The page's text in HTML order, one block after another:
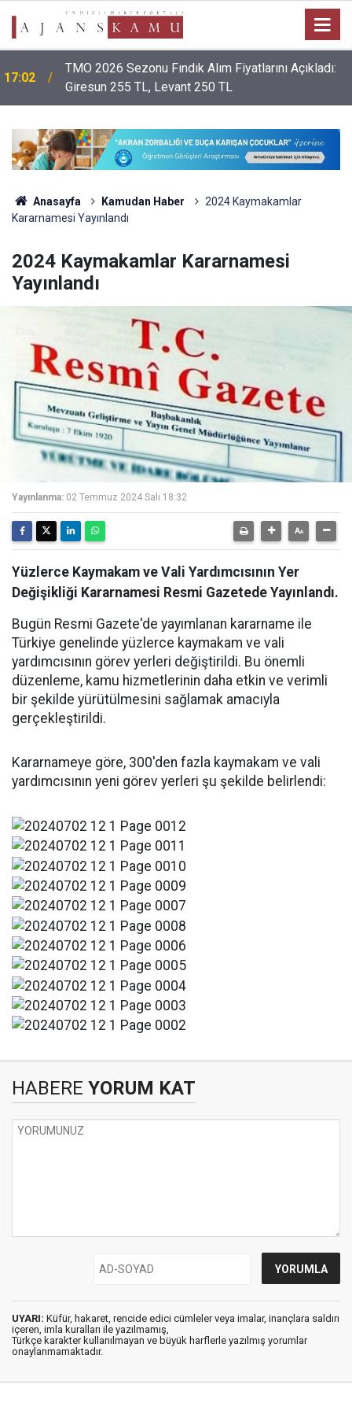
17:02
TMO 2026 Sezonu Fındık Alım Fiyatlarını Açıkladı:
Giresun 255 TL, Levant 250 TL
Anasayfa Kamudan Haber
2024 Kaymakamlar
Kararnamesi Yayınlandı
2024 Kaymakamlar Kararnamesi
Yayınlandı
Yayınlanma: 02 Temmuz 2024 Salı 18:32
Yüzlerce Kaymakam ve Vali Yardımcısının Yer
Değişikliği Kararnamesi Resmi Gazetede Yayınlandı.
Bugün Resmi Gazete'de yayımlanan kararname ile
Türkiye genelinde yüzlerce kaymakam ve vali
yardımcısının görev yerleri değiştirildi. Bu önemli
düzenleme, kamu hizmetlerinin daha etkin ve verimli
bir şekilde yürütülmesini sağlamak amacıyla
gerçekleştirildi.
Kararnameye göre, 300'den fazla kaymakam ve vali
yardımcısının yeni görev yerleri şu şekilde belirlendi:
HABERE YORUM KAT
UYARI: Küfür, hakaret, rencide edici cümleler veya imalar, inançlara saldırı
içeren, imla kuralları ile yazılmamış,
Türkçe karakter kullanılmayan ve büyük harflerle yazılmış yorumlar
onaylanmamaktadır.